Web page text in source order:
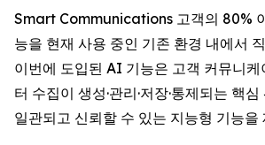
Smart Communications 고객의 80%
능을 현재 사용 중인 기존 환경 내에서
이번에 도입된 AI 기능은 고객 커뮤니케
터 수집이 생성·관리·저장·통제되는 핵
일관되고 신뢰할 수 있는 지능형 기능을